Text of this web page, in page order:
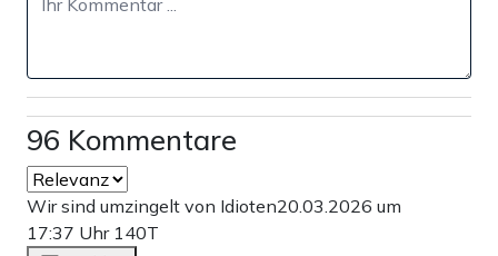
96 Kommentare
Wir sind umzingelt von Idioten20.03.2026 um
17:37 Uhr 140T